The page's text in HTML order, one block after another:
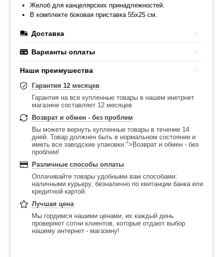
Желоб для канцелярских принадлежностей.
В комплекте боковая приставка 55х25 см.
Доставка
Варианты оплаты
Наши преимушества
Гарантия 12 месяцев
Гарантия на все купленные товары в нашем инетрнет
магазине составляет 12 месяцев
Возврат и обмен - без проблем
Вы можете вернуть купленные товары в течение 14
дней. Товар должнен быть в нормальном состоянии и
иметь все заводские упаковки.">Возврат и обмен - без
проблем!
Различные способы оплаты
Оплачивайте товары удобными вам способами:
наличными курьеру, безналично по квитанции банка или
кредитной картой.
Лучшая цена
Мы гордимся нашими ценами, их каждый день
проверяют сотни клиентов, которые отдают выбор
нашему интернет - магазину!